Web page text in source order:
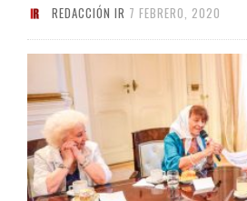
REDACCIÓN IR 7 FEBRERO, 2020